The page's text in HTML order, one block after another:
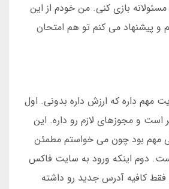
بازی کنی. من خودم از این
و پیشنهاد می کنم تو هم امتحان
داره که ارزش داره بدونی. اول
است و مجوزهای لازم رو داره. این
مهم بود چون می خواستم مطمئن
دوم اینکه ورود به سایت فاکس
کافیه آدرس جدید رو داشته